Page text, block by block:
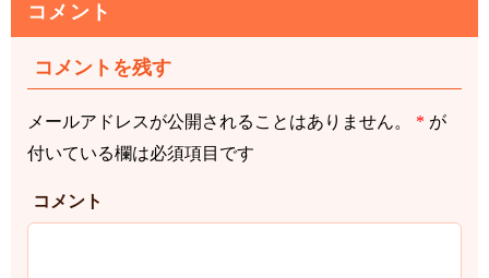
コメント
コメントを残す
メールアドレスが公開されることはありません。 * が
付いている欄は必須項目です
コメント